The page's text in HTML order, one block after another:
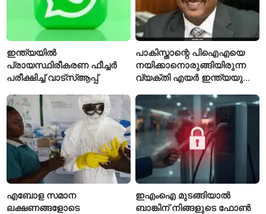
ഇന്ത്യയിൽ
പ്രായസ്ഥിരീകരണ ഫീച്ചർ
പരീക്ഷിച്ച് വാട്‌സ്ആപ്പ്
പാകിസ്താന്റെ പിഐഎയെ
നയിക്കാനൊരുങ്ങിയിരുന്ന
വ്യക്തി എയർ ഇന്ത്യയുടെ
എബോള സമാന
ലക്ഷണങ്ങളോടെ
ഇഎംഐ മുടങ്ങിയാൽ
ബാങ്കിന് നിങ്ങളുടെ ഫോൺ